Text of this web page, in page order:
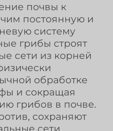
почвы к
постоянную и
систему
грибы строят
сети из корней
обработке
и сокращая
грибов в почве.
сохраняют
сети,